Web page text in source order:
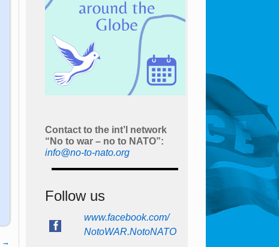
→
Contact to the int’l network
“No to war – no to NATO”:
info@no-to-nato.org
Follow us
www.facebook.com/
NotoWAR.NotoNATO